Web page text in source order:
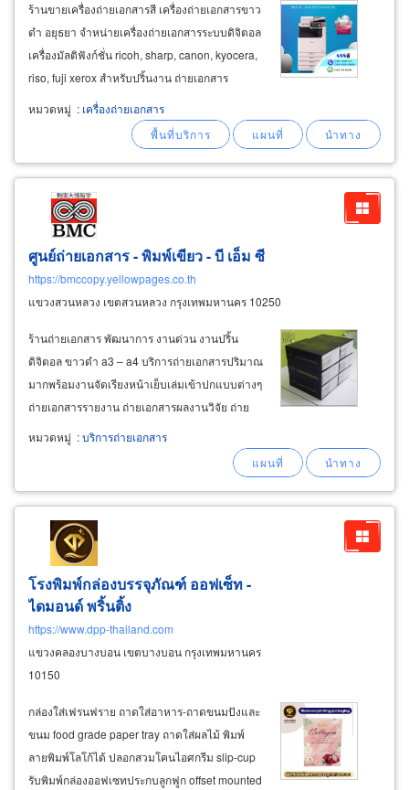
ร้านขายเครื่องถ่ายเอกสารสี เครื่องถ่ายเอกสารขาว
ดำ อยุธยา จำหน่ายเครื่องถ่ายเอกสารระบบดิจิตอล
เครื่องมัลติฟังก์ชั่น ricoh, sharp, canon, kyocera,
riso, fuji xerox สำหรับปริ้นงาน ถ่ายเอกสาร
เน็ตเวิร์ก สแกนเอกสาร ส่งแฟกซ์ print, copy, scan,
fax ขายเครื่องพิมพ์สำเนาระบบดิจิตอลริโซ่ riso
หมวดหมู่ : เครื่องถ่ายเอกสาร
ศูนย์ถ่ายเอกสาร - พิมพ์เขียว - บี เอ็ม ซี
https://bmccopy.yellowpages.co.th
แขวงสวนหลวง เขตสวนหลวง กรุงเทพมหานคร 10250
ร้านถ่ายเอกสาร พัฒนาการ งานด่วน งานปริ้น
ดิจิตอล ขาวดำ a3 – a4 บริการถ่ายเอกสารปริมาณ
มากพร้อมงานจัดเรียงหน้าเย็บเล่มเข้าปกแบบต่างๆ
ถ่ายเอกสารรายงาน ถ่ายเอกสารผลงานวิจัย ถ่าย
เอกสารวิชาการ ถ่ายเอกสารคู่มือต่างๆ งานด่วนรอ
พิมพ์เขียวด้วยระบบดิจิตอล บริการถ่ายแบบแปลนสี
หมวดหมู่ :บริการถ่ายเอกสาร
โรงพิมพ์กล่องบรรจุภัณฑ์ ออฟเซ็ท -
ไดมอนด์ พริ้นติ้ง
https://www.dpp-thailand.com
แขวงคลองบางบอน เขตบางบอน กรุงเทพมหานคร
10150
กล่องใส่เฟรนฟราย ถาดใส่อาหาร-ถาดขนมปังและ
ขนม food grade paper tray ถาดใส่ผลไม้ พิมพ์
ลายพิมพ์โลโก้ได้ ปลอกสวมโคนไอศกรีม slip-cup
รับพิมพ์กล่องออฟเซทประกบลูกฟูก offset mounted